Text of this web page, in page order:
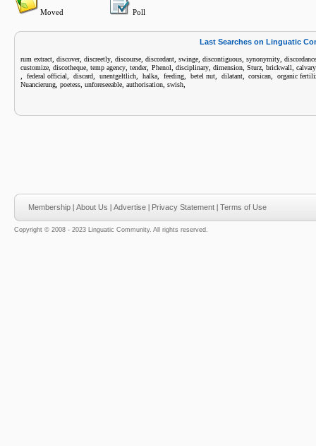
Moved Poll
Last Searches on Linguatic
rum extract discover, discreetly discourse discordant swinge discontiguous synonymity discordance
customize ,discotheque ,temp agency ,tender, Phenol disciplinary, dimension,Sturz ,brickwall ,calvary
federal official discard, unentgeltlich, halka, feeding, betel nut, dilatant,corsican ,organic
Nuancierung poetess unforeseeable authorisation swish
Membership | About Us | Advertise | Privacy Statement | Terms of Use
Copyright © 2008 - 2023 Linguatic Community. All rights reserved.